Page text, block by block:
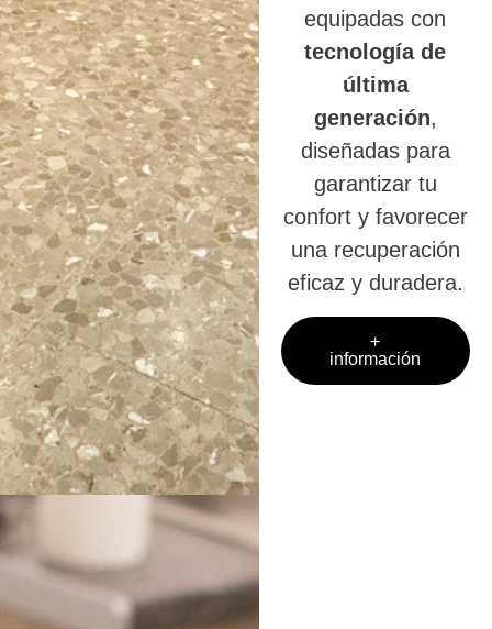
equipadas con
tecnología de
última
generación,
diseñadas para
garantizar tu
confort y favorecer
una recuperación
eficaz y duradera.
+
información